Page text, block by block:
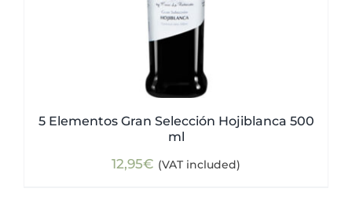
5 Elementos Gran Selección Hojiblanca 500
ml
12,95€ (VAT included)